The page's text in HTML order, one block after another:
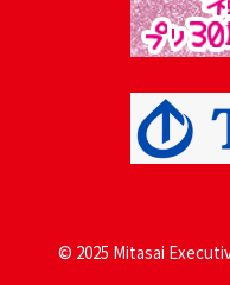
© 2025 Mitasai